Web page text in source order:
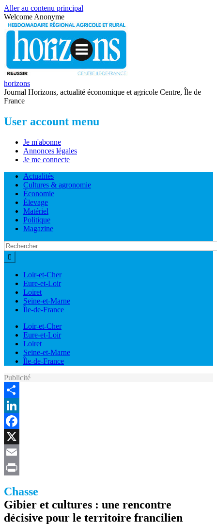
Aller au contenu principal
Welcome Anonyme
horizons
Journal Horizons, actualité économique et agricole Centre, Île de
France
User account menu
Je m'abonne
Annonces légales
Je me connecte
Actualités
Cultures & agronomie
Économie
Élevage
Matériel
Politique
Magazine
Loir-et-Cher
Eure-et-Loir
Loiret
Seine-et-Marne
Île-de-France
Loir-et-Cher
Eure-et-Loir
Loiret
Seine-et-Marne
Île-de-France
Publicité
Share
LinkedIn
Facebook
X
Email
Chasse
Gibier et cultures : une rencontre
décisive pour le territoire francilien